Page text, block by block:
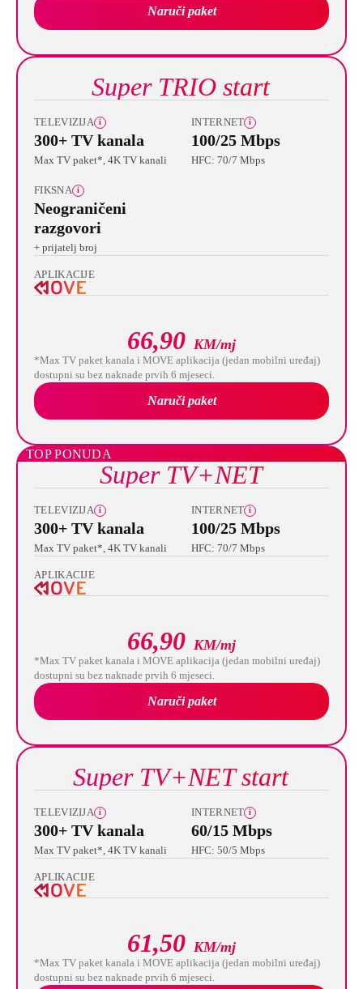
Naruči paket
Super TRIO start
TELEVIZIJA i
300+ TV kanala
Max TV paket*, 4K TV kanali
INTERNET i
100/25 Mbps
HFC: 70/7 Mbps
FIKSNA i
Neograničeni
razgovori
+ prijatelj broj
APLIKACIJE
66,90 KM/mj
*Max TV paket kanala i MOVE aplikacija (jedan mobilni uređaj)
dostupni su bez naknade prvih 6 mjeseci.
Naruči paket
TOP PONUDA
Super TV+NET
TELEVIZIJA i
300+ TV kanala
Max TV paket*, 4K TV kanali
INTERNET i
100/25 Mbps
HFC: 70/7 Mbps
APLIKACIJE
66,90 KM/mj
*Max TV paket kanala i MOVE aplikacija (jedan mobilni uređaj)
dostupni su bez naknade prvih 6 mjeseci.
Naruči paket
Super TV+NET start
TELEVIZIJA i
300+ TV kanala
Max TV paket*, 4K TV kanali
INTERNET i
60/15 Mbps
HFC: 50/5 Mbps
APLIKACIJE
61,50 KM/mj
*Max TV paket kanala i MOVE aplikacija (jedan mobilni uređaj)
dostupni su bez naknade prvih 6 mjeseci.